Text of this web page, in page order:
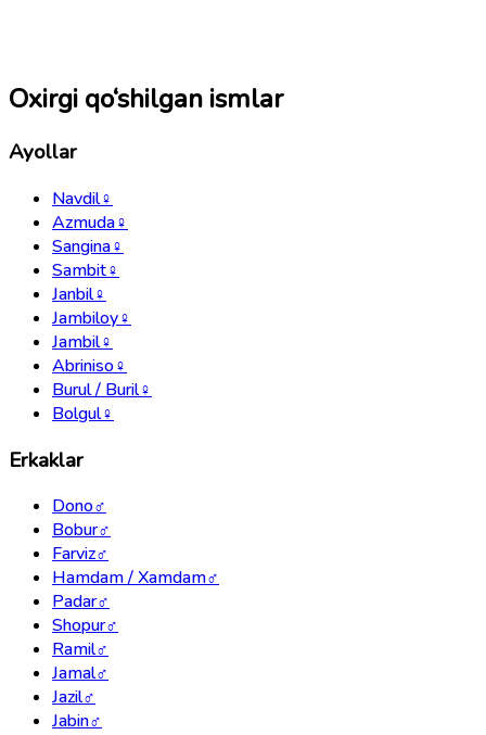
Oxirgi qo‘shilgan ismlar
Ayollar
Navdil♀
Azmuda♀
Sangina♀
Sambit♀
Janbil♀
Jambiloy♀
Jambil♀
Abriniso♀
Burul / Buril♀
Bolgul♀
Erkaklar
Dono♂
Bobur♂
Farviz♂
Hamdam / Xamdam♂
Padar♂
Shopur♂
Ramil♂
Jamal♂
Jazil♂
Jabin♂